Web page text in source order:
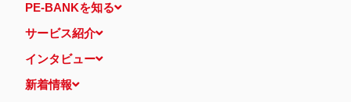
PE-BANKを知る
サービス紹介
インタビュー
新着情報